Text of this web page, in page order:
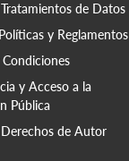
de Datos
y Reglamentos
y Acceso a la
Pública
de Autor